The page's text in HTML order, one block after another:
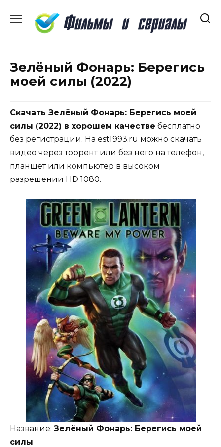
содержанию
Зелёный Фонарь: Берегись
моей силы (2022)
Скачать Зелёный Фонарь: Берегись моей
силы (2022) в хорошем качестве бесплатно
без регистрации. На est1993.ru можно скачать
видео через торрент или без него на телефон,
планшет или компьютер в высоком
разрешении HD 1080.
Название: Зелёный Фонарь: Берегись моей
силы